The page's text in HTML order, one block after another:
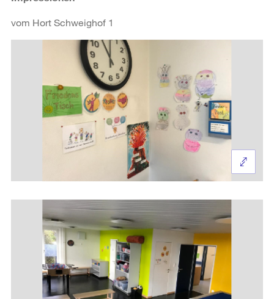
vom Hort Schweighof 1